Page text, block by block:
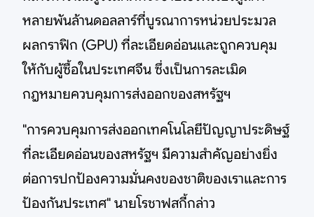
หลายพันล้านดอลลาร์ที่บูรณาการหน่วยประมวล
ผลกราฟิก (GPU) ที่ละเอียดอ่อนและถูกควบคุม
ให้กับผู้ซื้อในประเทศจีน ซึ่งเป็นการละเมิด
กฎหมายควบคุมการส่งออกของสหรัฐฯ
"การควบคุมการส่งออกเทคโนโลยีปัญญาประดิษฐ์
ที่ละเอียดอ่อนของสหรัฐฯ มีความสำคัญอย่างยิ่ง
ต่อการปกป้องความมั่นคงของชาติของเราและการ
ป้องกันประเทศ" นายโรชาฟสกี้กล่าว